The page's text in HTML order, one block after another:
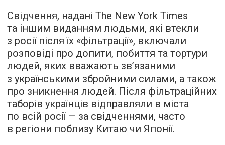
Свідчення, надані The New York Times
та іншим виданням людьми, які втекли
з росії після їх «фільтрації», включали
розповіді про допити, побиття та тортури
людей, яких вважають зв’язаними
з українськими збройними силами, а також
про зникнення людей. Після фільтраційних
таборів українців відправляли в міста
по всій росії — за свідченнями, часто
в регіони поблизу Китаю чи Японії.